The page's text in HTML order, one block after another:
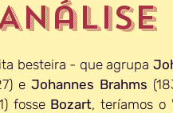
besteira - que agrupa
e Johannes Brahms
fosse Bozart, teríamos o